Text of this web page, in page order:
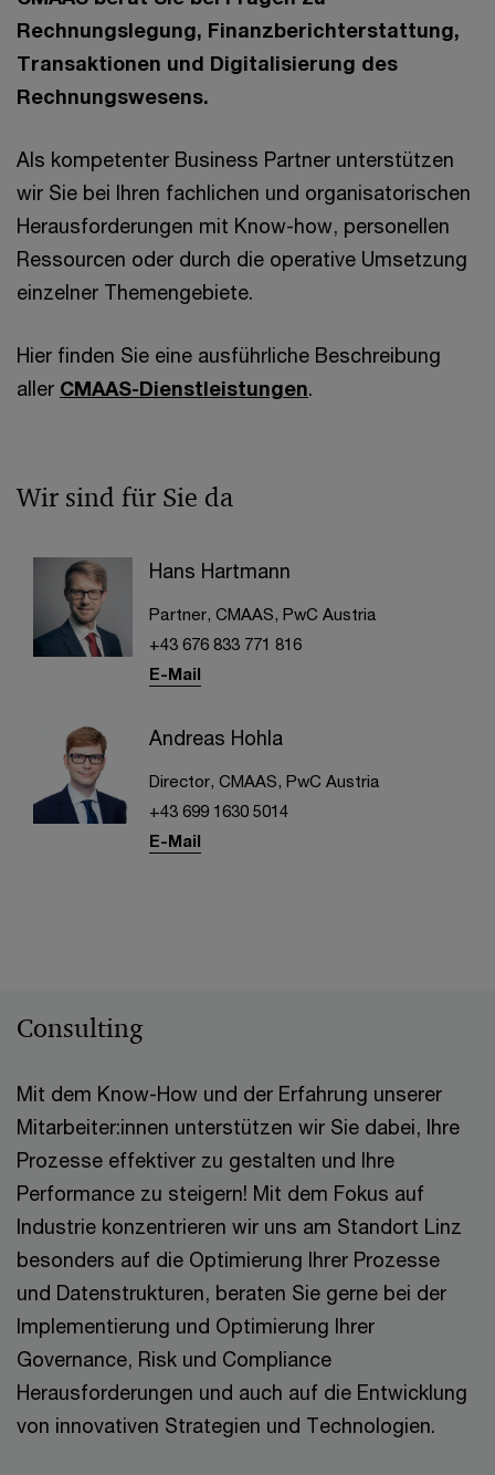
Rechnungslegung, Finanzberichterstattung,
Transaktionen und Digitalisierung des
Rechnungswesens.
Als kompetenter Business Partner unterstützen
wir Sie bei Ihren fachlichen und organisatorischen
Herausforderungen mit Know-how, personellen
Ressourcen oder durch die operative Umsetzung
einzelner Themengebiete.
Hier finden Sie eine ausführliche Beschreibung
aller CMAAS-Dienstleistungen.
Wir sind für Sie da
Hans Hartmann
Partner, CMAAS, PwC Austria
+43 676 833 771 816
E-Mail
Andreas Hohla
Director, CMAAS, PwC Austria
+43 699 1630 5014
E-Mail
Consulting
Mit dem Know-How und der Erfahrung unserer
Mitarbeiter:innen unterstützen wir Sie dabei, Ihre
Prozesse effektiver zu gestalten und Ihre
Performance zu steigern! Mit dem Fokus auf
Industrie konzentrieren wir uns am Standort Linz
besonders auf die Optimierung Ihrer Prozesse
und Datenstrukturen, beraten Sie gerne bei der
Implementierung und Optimierung Ihrer
Governance, Risk und Compliance
Herausforderungen und auch auf die Entwicklung
von innovativen Strategien und Technologien.